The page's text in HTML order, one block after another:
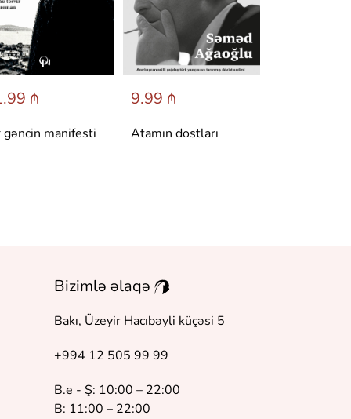
₼
gəncin manifesti
9.99 ₼
Atamın dostları
Bizimlə əlaqə
Bakı, Üzeyir Hacıbəyli küçəsi 5
+994 12 505 99 99
B.e - Ş: 10:00 – 22:00
B: 11:00 – 22:00